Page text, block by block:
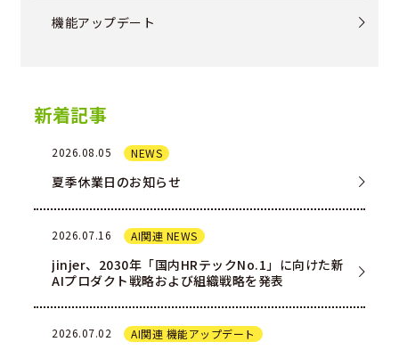
機能アップデート
新着記事
2026.08.05 NEWS
夏季休業日のお知らせ
2026.07.16 AI関連 NEWS
jinjer、2030年「国内HRテックNo.1」に向けた新
AIプロダクト戦略および組織戦略を発表
2026.07.02 AI関連 機能アップデート